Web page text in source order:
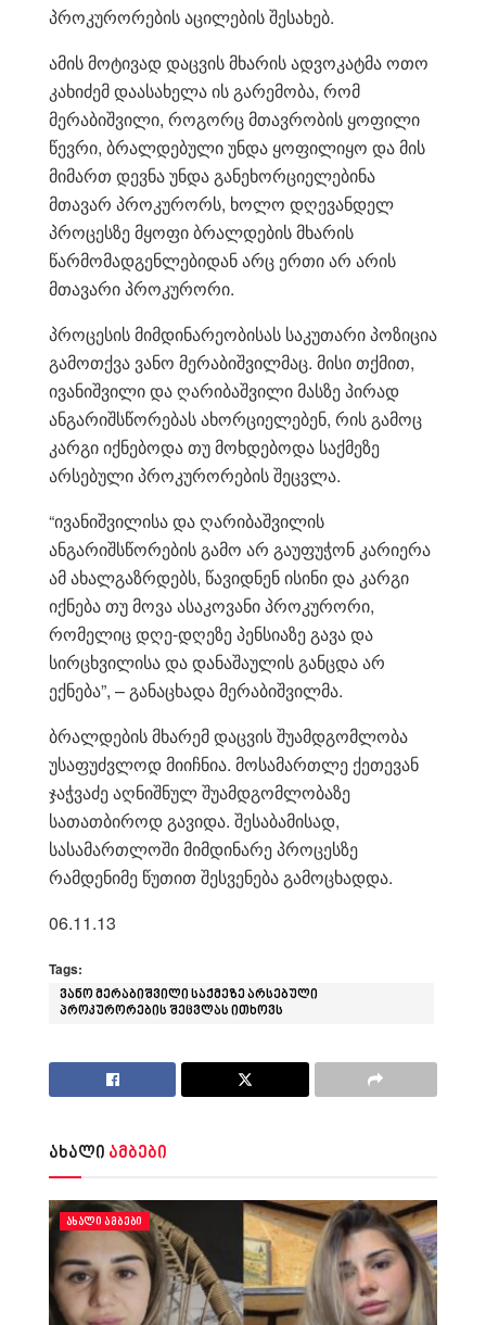
პროკურორების აცილების შესახებ.
ამის მოტივად დაცვის მხარის ადვოკატმა ოთო
კახიძემ დაასახელა ის გარემობა, რომ
მერაბიშვილი, როგორც მთავრობის ყოფილი
წევრი, ბრალდებული უნდა ყოფილიყო და მის
მიმართ დევნა უნდა განეხორციელებინა
მთავარ პროკურორს, ხოლო დღევანდელ
პროცესზე მყოფი ბრალდების მხარის
წარმომადგენლებიდან არც ერთი არ არის
მთავარი პროკურორი.
პროცესის მიმდინარეობისას საკუთარი პოზიცია
გამოთქვა ვანო მერაბიშვილმაც. მისი თქმით,
ივანიშვილი და ღარიბაშვილი მასზე პირად
ანგარიშსწორებას ახორციელებენ, რის გამოც
კარგი იქნებოდა თუ მოხდებოდა საქმეზე
არსებული პროკურორების შეცვლა.
“ივანიშვილისა და ღარიბაშვილის
ანგარიშსწორების გამო არ გაუფუჭონ კარიერა
ამ ახალგაზრდებს, წავიდნენ ისინი და კარგი
იქნება თუ მოვა ასაკოვანი პროკურორი,
რომელიც დღე-დღეზე პენსიაზე გავა და
სირცხვილისა და დანაშაულის განცდა არ
ექნება”, – განაცხადა მერაბიშვილმა.
ბრალდების მხარემ დაცვის შუამდგომლობა
უსაფუძვლოდ მიიჩნია. მოსამართლე ქეთევან
ჯაჭვაძე აღნიშნულ შუამდგომლობაზე
სათათბიროდ გავიდა. შესაბამისად,
სასამართლოში მიმდინარე პროცესზე
რამდენიმე წუთით შესვენება გამოცხადდა.
06.11.13
Tags:
ვანო მერაბიშვილი საქმეზე არსებული
პროკურორების შეცვლას ითხოვს
ახალი ამბები
ᲐᲮᲐᲚᲘ ᲐᲛᲑᲔᲑᲘ